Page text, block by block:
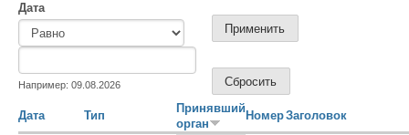
Дата
Например: 09.08.2026
Дата Тип
Принявший
орган
НомерЗаголовок